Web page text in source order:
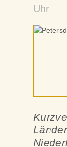
Uhr